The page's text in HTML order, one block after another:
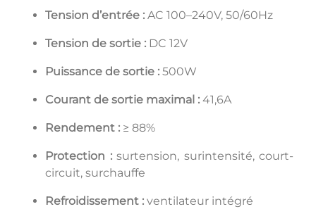
Tension d’entrée : AC 100–240V, 50/60Hz
Tension de sortie : DC 12V
Puissance de sortie : 500W
Courant de sortie maximal : 41,6A
Rendement : ≥ 88%
Protection :surtension, surintensité, court-
circuit, surchauffe
Refroidissement : ventilateur intégré